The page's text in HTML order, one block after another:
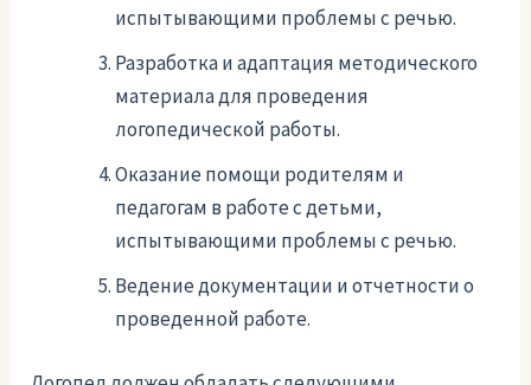
испытывающими проблемы с речью.
Разработка и адаптация методического
материала для проведения
логопедической работы.
Оказание помощи родителям и
педагогам в работе с детьми,
испытывающими проблемы с речью.
Ведение документации и отчетности о
проведенной работе.